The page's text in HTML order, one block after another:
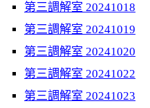
第三調解室 20241018
第三調解室 20241019
第三調解室 20241020
第三調解室 20241022
第三調解室 20241023